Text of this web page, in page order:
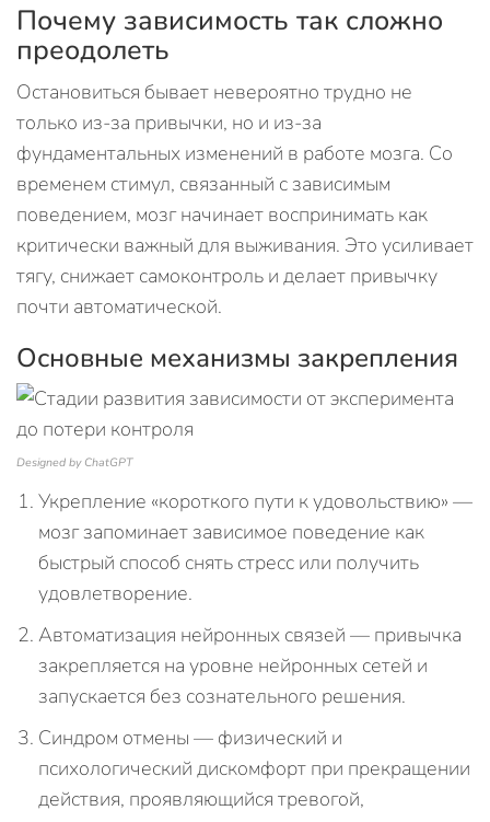
Почему зависимость так сложно
преодолеть
Остановиться бывает невероятно трудно не
только из-за привычки, но и из-за
фундаментальных изменений в работе мозга. Со
временем стимул, связанный с зависимым
поведением, мозг начинает воспринимать как
критически важный для выживания. Это усиливает
тягу, снижает самоконтроль и делает привычку
почти автоматической.
Основные механизмы закрепления
Designed by ChatGPT
Укрепление «короткого пути к удовольствию» —
мозг запоминает зависимое поведение как
быстрый способ снять стресс или получить
удовлетворение.
Автоматизация нейронных связей — привычка
закрепляется на уровне нейронных сетей и
запускается без сознательного решения.
Синдром отмены — физический и
психологический дискомфорт при прекращении
действия, проявляющийся тревогой,